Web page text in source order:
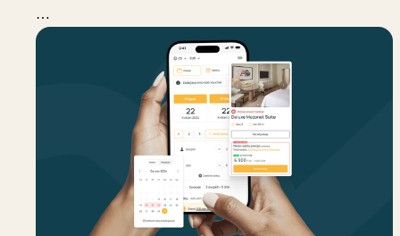
…